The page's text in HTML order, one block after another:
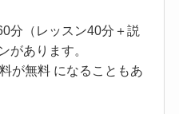
分（レッスン40分＋説
があります。
が無料 になることもあ